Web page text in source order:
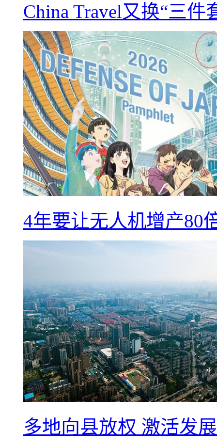
China Travel又换“三
4年要让无人机增产80
多地向县放权 激活发